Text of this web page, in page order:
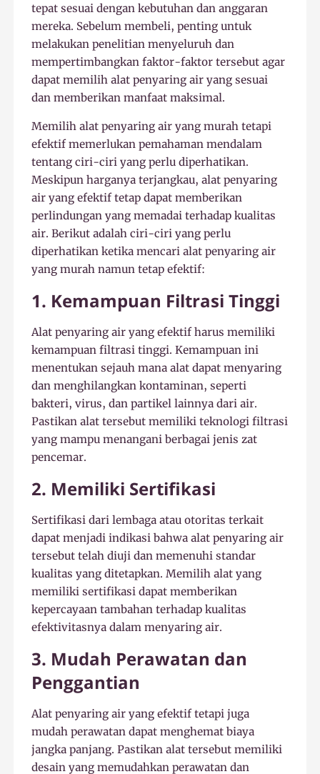
tepat sesuai dengan kebutuhan dan anggaran
mereka. Sebelum membeli, penting untuk
melakukan penelitian menyeluruh dan
mempertimbangkan faktor-faktor tersebut agar
dapat memilih alat penyaring air yang sesuai
dan memberikan manfaat maksimal.
Memilih alat penyaring air yang murah tetapi
efektif memerlukan pemahaman mendalam
tentang ciri-ciri yang perlu diperhatikan.
Meskipun harganya terjangkau, alat penyaring
air yang efektif tetap dapat memberikan
perlindungan yang memadai terhadap kualitas
air. Berikut adalah ciri-ciri yang perlu
diperhatikan ketika mencari alat penyaring air
yang murah namun tetap efektif:
1. Kemampuan Filtrasi Tinggi
Alat penyaring air yang efektif harus memiliki
kemampuan filtrasi tinggi. Kemampuan ini
menentukan sejauh mana alat dapat menyaring
dan menghilangkan kontaminan, seperti
bakteri, virus, dan partikel lainnya dari air.
Pastikan alat tersebut memiliki teknologi filtrasi
yang mampu menangani berbagai jenis zat
pencemar.
2. Memiliki Sertifikasi
Sertifikasi dari lembaga atau otoritas terkait
dapat menjadi indikasi bahwa alat penyaring air
tersebut telah diuji dan memenuhi standar
kualitas yang ditetapkan. Memilih alat yang
memiliki sertifikasi dapat memberikan
kepercayaan tambahan terhadap kualitas
efektivitasnya dalam menyaring air.
3. Mudah Perawatan dan
Penggantian
Alat penyaring air yang efektif tetapi juga
mudah perawatan dapat menghemat biaya
jangka panjang. Pastikan alat tersebut memiliki
desain yang memudahkan perawatan dan